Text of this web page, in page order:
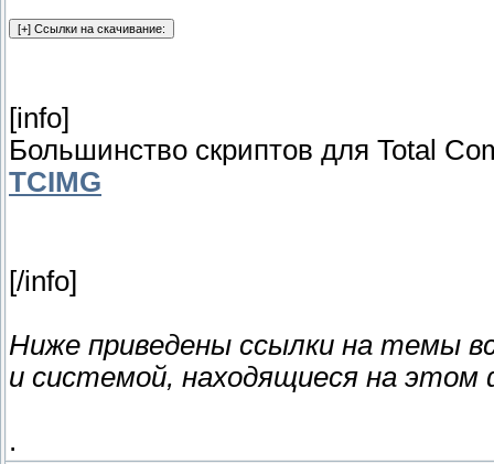
[info]
Большинство скриптов для Total
TCIMG
[/info]
Ниже приведены ссылки на темы
и системой, находящиеся на этом
.